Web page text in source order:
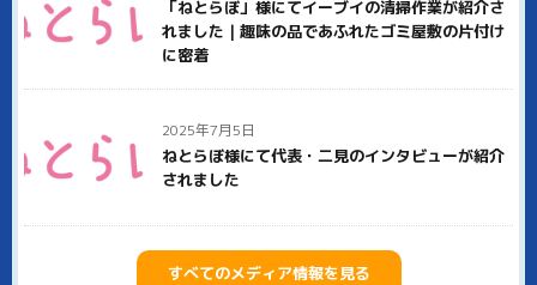
ください。
また、イーブイは社員全員が何らかの資格を持つ、スペシャリ
お客様に貢献いたします。
高市郡高取町での不用品回収、ゴミ屋敷片付け、遺品整理など
はぜひイーブイにご用命ください。
「ねとらぼ」様にてイーブイの清掃作業が紹介さ
れました｜趣味の品であふれたゴミ屋敷の片付け
に密着
2025年7月5日
ねとらぼ様にて代表・二見のインタビューが紹介
されました
すべてのメディア情報を見る